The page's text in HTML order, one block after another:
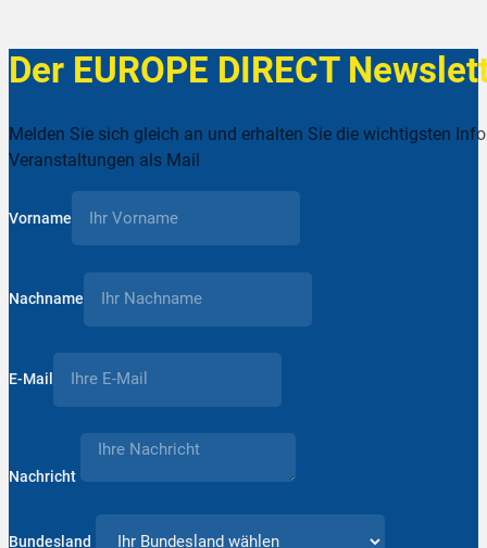
Der EUROPE DIRECT
Melden Sie sich gleich an und erhalten Sie die wichtigsten
Veranstaltungen als Mail
Vorname
Nachname
E-Mail
Nachricht
Bundesland